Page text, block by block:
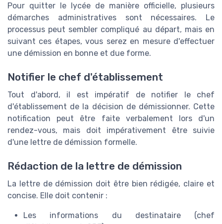
Pour quitter le lycée de manière officielle, plusieurs
démarches administratives sont nécessaires. Le
processus peut sembler compliqué au départ, mais en
suivant ces étapes, vous serez en mesure d'effectuer
une démission en bonne et due forme.
Notifier le chef d'établissement
Tout d'abord, il est impératif de notifier le chef
d'établissement de la décision de démissionner. Cette
notification peut être faite verbalement lors d'un
rendez-vous, mais doit impérativement être suivie
d'une lettre de démission formelle.
Rédaction de la lettre de démission
La lettre de démission doit être bien rédigée, claire et
concise. Elle doit contenir :
Les informations du destinataire (chef